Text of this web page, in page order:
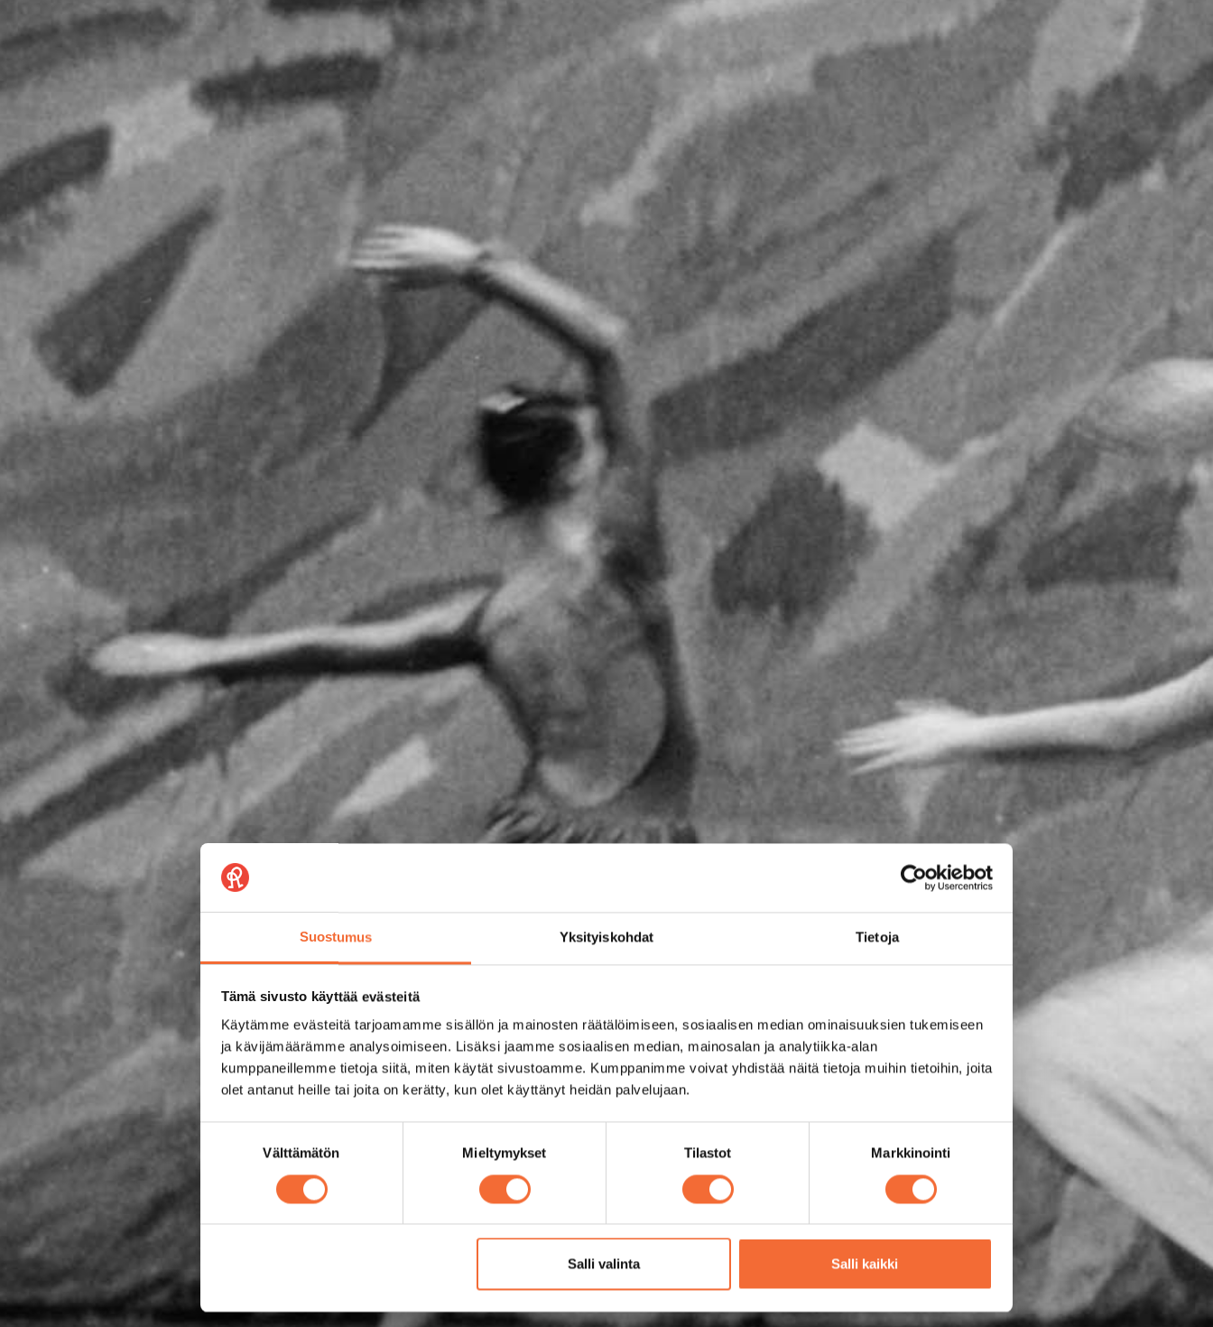
Suostumus Yksityiskohdat Tietoja
Tämä sivusto käyttää evästeitä
Käytämme evästeitä tarjoamamme sisällön ja mainosten räätälöimiseen, sosiaalisen median ominaisuuksien tukemiseen
ja kävijämäärämme analysoimiseen. Lisäksi jaamme sosiaalisen median, mainosalan ja analytiikka-alan
kumppaneillemme tietoja siitä, miten käytät sivustoamme. Kumppanimme voivat yhdistää näitä tietoja muihin tietoihin, joita
olet antanut heille tai joita on kerätty, kun olet käyttänyt heidän palvelujaan.
Välttämätön Mieltymykset Tilastot Markkinointi
Salli valinta Salli kaikki